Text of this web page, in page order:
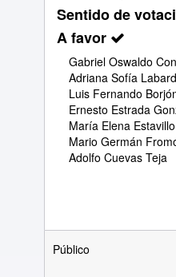
Sentido de
A favor
Gabriel Oswaldo
Adriana Sofía
Luis Fernando
Ernesto Estrada
María Elena
Mario Germán
Adolfo Cuevas Teja
Público